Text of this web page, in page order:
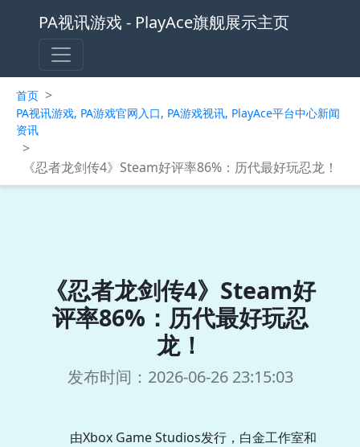
PA视讯游戏 - PlayAce旗舰展示主页
首页 >
PA视讯游戏, PA游戏官网入口, PA游戏视讯, PlayAce平台中心新闻
资讯
>
《忍者龙剑传4》Steam好评率86%：历代最好玩忍龙！
《忍者龙剑传4》Steam好
评率86%：历代最好玩忍
龙！
发布时间：2026-06-26 23:15:03
由Xbox Game Studios发行，白金工作室和